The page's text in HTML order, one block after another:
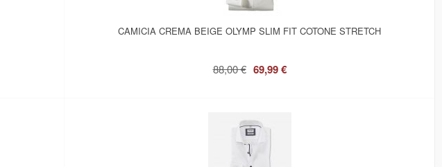
CAMICIA CREMA BEIGE OLYMP SLIM FIT COTONE STRETCH
88,00 € 69,99 €